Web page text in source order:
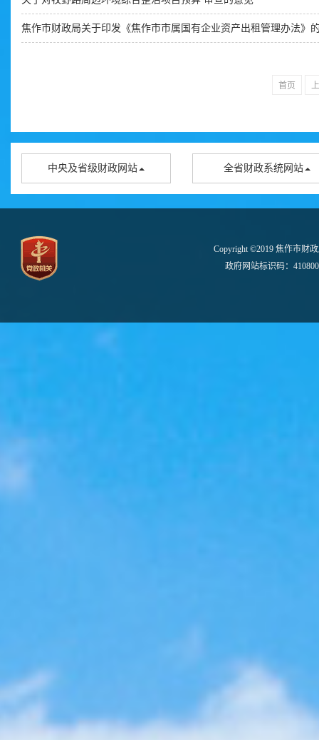
焦作市财政局关于印发《焦作市市属国有企业资产出租管理办法》
首页
中央及省级财政网站 全省财政系统网站
Copyright ©2019 焦作市财
政府网站标识码：